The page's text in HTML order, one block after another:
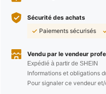
Sécurité des achats
Paiements sécurisés
Vendu par le vendeur
Expédié à partir de SHEIN
Informations et obligations
Pour signaler ce vendeur